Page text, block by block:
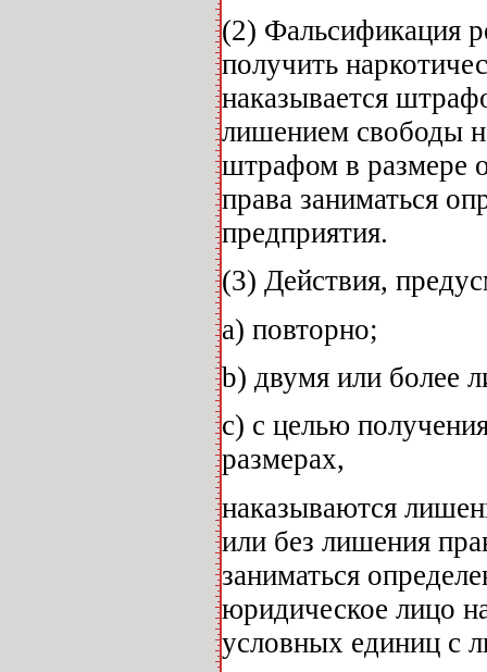
(2) Фальсификация
получить
наказывается
лишением свободы
штрафом в размере
права заниматься
предприятия.
(3) Действия,
а) повторно;
b) двумя или более
с) с целью
размерах,
наказываются
или без лишения
заниматься
юридическое лицо
условных единиц с